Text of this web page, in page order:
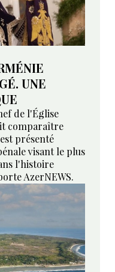
UNE
de l'Église
comparaître
présenté
visant le plus
l'histoire
AzerNEWS.